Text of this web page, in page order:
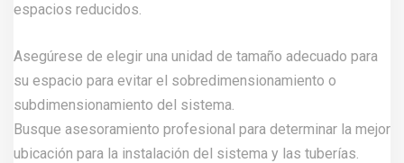
espacios reducidos.
Asegúrese de elegir una unidad de tamaño adecuado para
su espacio para evitar el sobredimensionamiento o
subdimensionamiento del sistema.
Busque asesoramiento profesional para determinar la mejor
ubicación para la instalación del sistema y las tuberías.